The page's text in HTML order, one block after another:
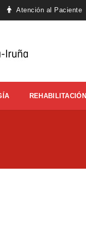
Atención al Paciente
REHABILITACIÓN